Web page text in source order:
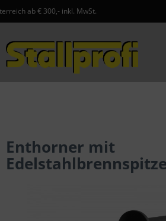
MwSt.
Enthorner mit